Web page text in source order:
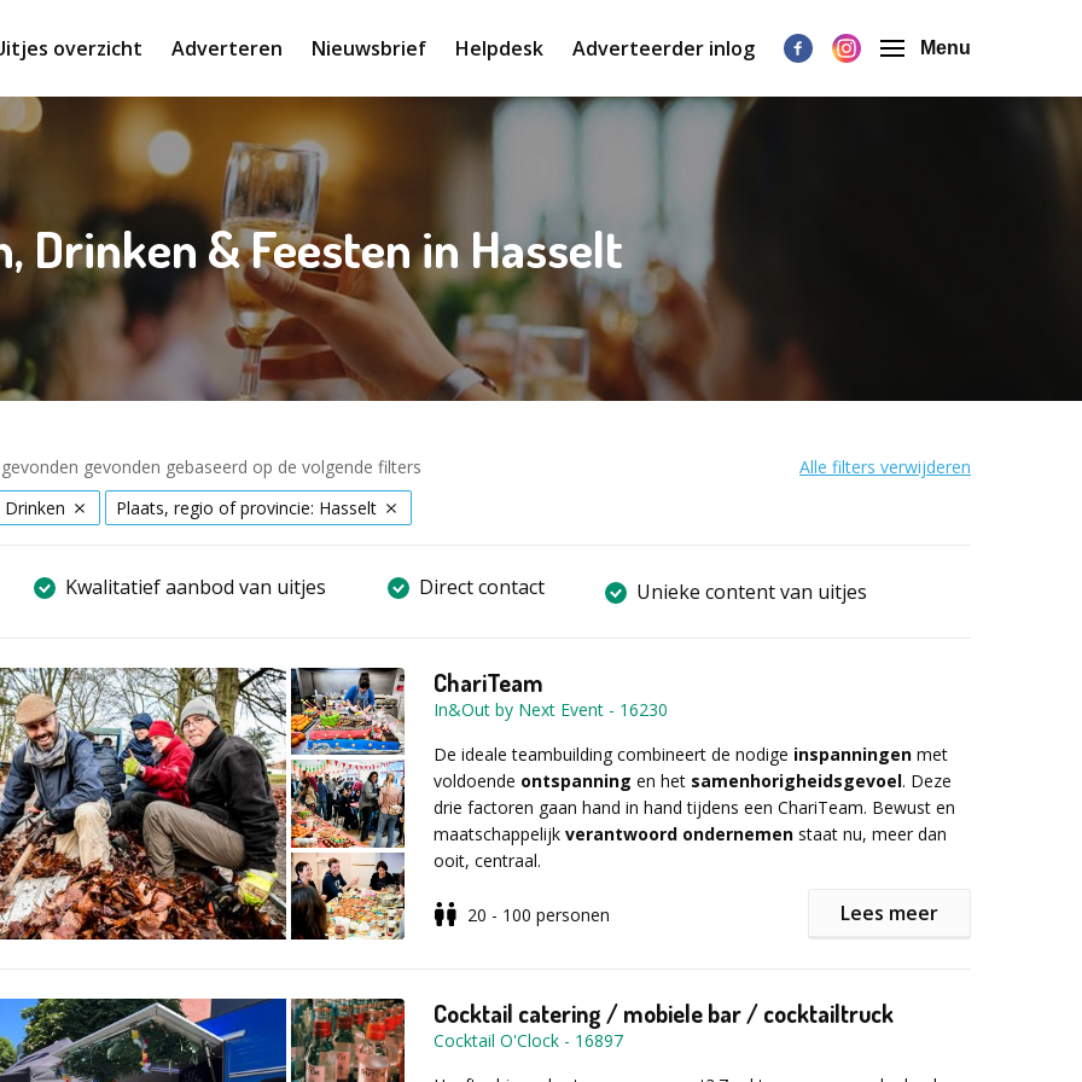
overzicht Adverteren Nieuwsbrief Helpdesk Adverteerder inlog Menu
Drinken & Feesten in Hasselt
gevonden gebaseerd op de volgende filters
Alle filters verwijderen
Drinken
Plaats, regio of provincie: Hasselt
Kwalitatief aanbod van uitjes Direct contact Unieke content van uitjes
ChariTeam
In&Out by Next Event - 16230
De ideale teambuilding combineert de nodige inspanningen met
voldoende ontspanning en het samenhorigheidsgevoel. Deze
drie factoren gaan hand in hand tijdens een ChariTeam. Bewust en
maatschappelijk verantwoord ondernemen staat nu, meer dan
ooit, centraal.
kookworkshop? Nee, dat hebben we vorig jaar al eens gedaan..
Kajakken op de Lesse dan? Dat hebben we al geprobeerd, maar
slechts de helft van de aanwezigen kwam toen opdagen.
20 - 100 personen Lees meer
Cocktail catering / mobiele bar / cocktailtruck
Cocktail O'Clock - 16897